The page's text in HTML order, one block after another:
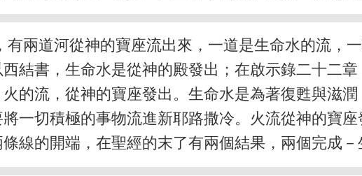
有兩道河從神的寶座流出來，一道是生命水的流，
結書，生命水是從神的殿發出；在啟示錄二十二
的流，從神的寶座發出。生命水是為著復甦與滋
一切積極的事物流進新耶路撒冷。火流從神的寶
線的開端，在聖經的末了有兩個結果，兩個完成－